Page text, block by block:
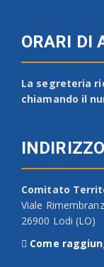
ORARI DI
La segreteria
chiamando il
INDIRIZZO
Comitato
Viale
26900 Lodi (LO)
Come